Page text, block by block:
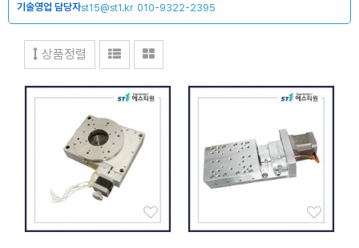
기술영업 담당자st15@st1.kr 010-9322-2395
상품정렬